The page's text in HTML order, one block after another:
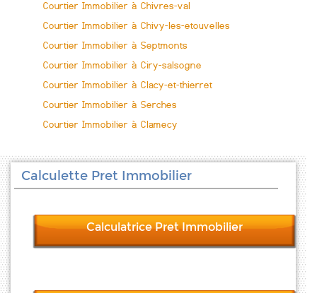
Courtier Immobilier à Chivres-val
Courtier Immobilier à Chivy-les-etouvelles
Courtier Immobilier à Septmonts
Courtier Immobilier à Ciry-salsogne
Courtier Immobilier à Clacy-et-thierret
Courtier Immobilier à Serches
Courtier Immobilier à Clamecy
Calculette Pret Immobilier
Calculatrice Pret Immobilier